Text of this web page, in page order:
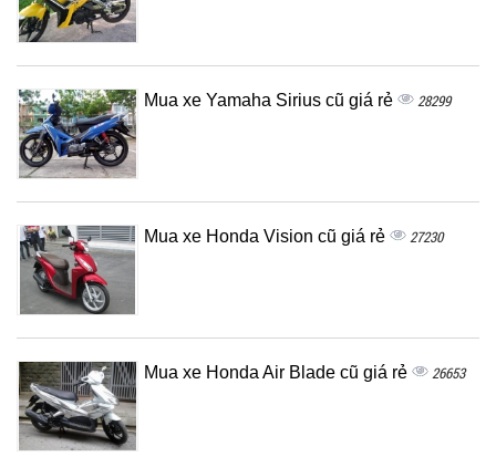
Mua xe Yamaha Sirius cũ giá rẻ 28299
Mua xe Honda Vision cũ giá rẻ 27230
Mua xe Honda Air Blade cũ giá rẻ 26653